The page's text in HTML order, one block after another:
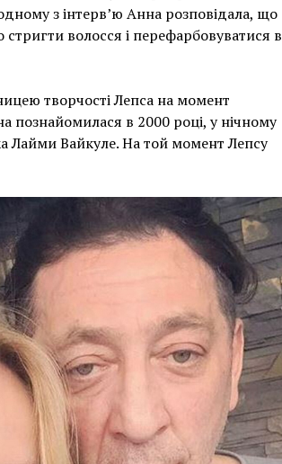
з інтерв’ю Анна розповідала, що
волосся і перефарбовуватися в
творчості Лепса на момент
познайомилася в 2000 році, у нічному
Лайми Вайкуле. На той момент Лепсу